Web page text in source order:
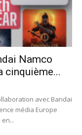
Namco
cinquième...
avec Bandai
média Europe